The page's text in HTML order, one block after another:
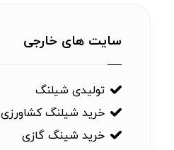
سایت های خارجی
تولیدی شیلنگ
خرید شیلنگ کشاورزی
خرید شینگ گازی